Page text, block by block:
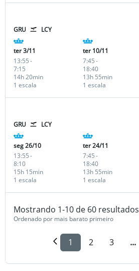
GRU LCY
ter 3/11
13:55-
7:15
1 escala
14h 20min
ter 10/11
7:45-
18:40
1 escala
13h 55min
GRU LCY
seg 26/10
13:55-
8:10
1 escala
15h 15min
ter 24/11
7:45-
18:40
1 escala
13h 55min
Mostrando 1-10 de 60 resultados
Ordenado por mais barato primeiro
1 2 3 ...